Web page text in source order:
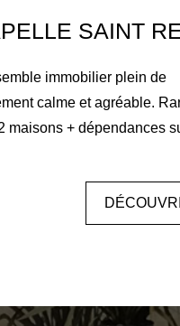
immobilier plein de
calme et agréable.
maisons + dépendances
une cave, une cour et
première maison offre une
un séjour, une chambre,
également